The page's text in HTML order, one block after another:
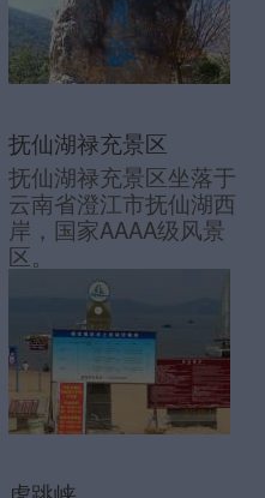
抚仙湖禄充景区
抚仙湖禄充景区坐落于
云南省澄江市抚仙湖西
岸，国家AAAA级风景
区。